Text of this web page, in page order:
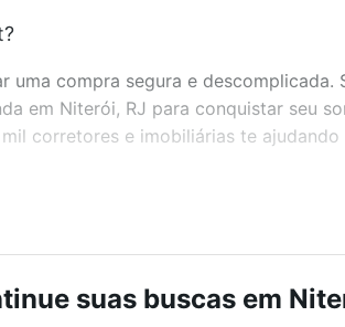
compra segura e
em Niterói, RJ para conquistar seu
corretores e imobiliárias te
metragem e comodidades,
suas buscas em